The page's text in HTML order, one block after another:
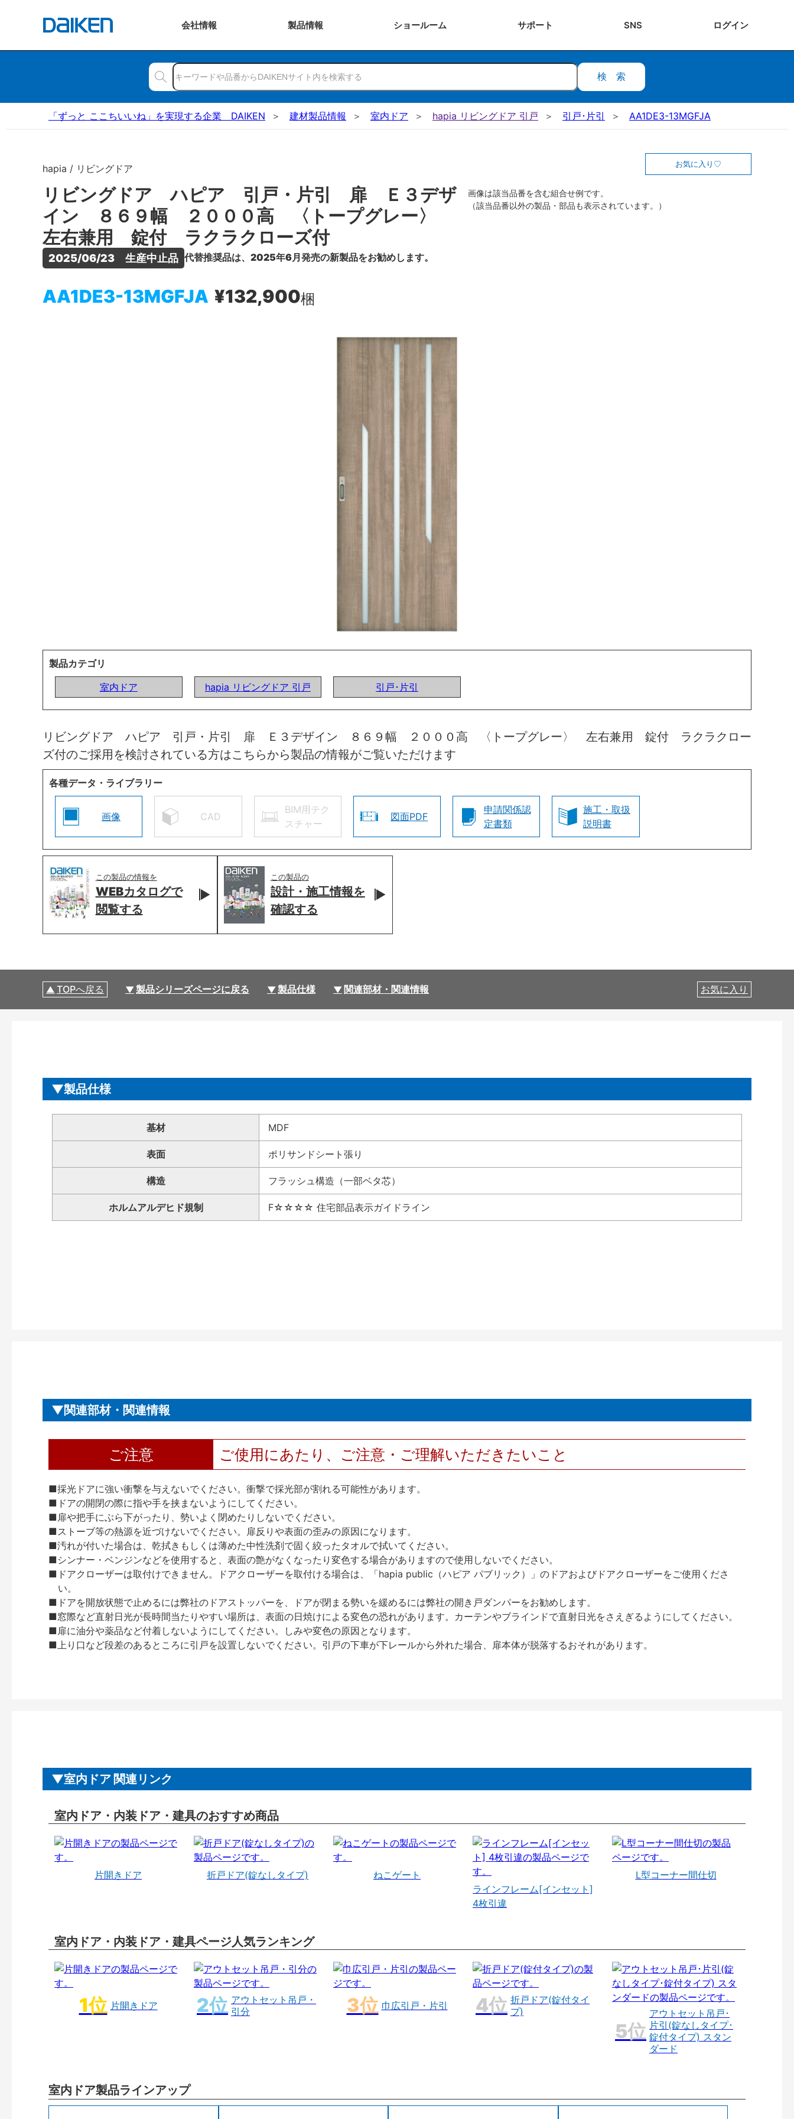
会社情報 製品情報 ショールーム サポート SNS ログイン
検索
「ずっと ここちいいね」を実現する企業 DAIKEN 建材製品情報 室内ドア hapia リビングドア 引戸 引戸･片引 AA1DE3-13MGFJA
hapia / リビングドア
リビングドア ハピア 引戸・片引 扉 Ｅ３デザ
イン ８６９幅 ２０００高 〈トープグレー〉
左右兼用 錠付 ラクラクローズ付
2025/06/23　生産中止品 代替推奨品は、2025年6月発売の新製品をお勧めします。
AA1DE3-13MGFJA ¥132,900梱
お気に入り
画像は該当品番を含む組合せ例です。
（該当品番以外の製品・部品も表示されています。）
製品カテゴリ
室内ドア
hapia リビングドア 引戸 引戸･片引
リビングドア ハピア 引戸・片引 扉 Ｅ３デザイン ８６９幅 ２０００高 〈トープグレー〉 左右兼用 錠付 ラクラクロー
ズ付のご採用を検討されている方はこちらから製品の情報がご覧いただけます
各種データ・ライブラリー
画像 CAD
BIM用テク
スチャー
図面PDF
申請関係認
定書類
施工・取扱
説明書
この製品の情報を
WEBカタログで
閲覧する
この製品の
設計・施工情報を
確認する
TOPへ戻る 製品シリーズページに戻る 製品仕様 関連部材・関連情報 お気に入り
製品仕様
基材 MDF
表面 ポリサンドシート張り
構造 フラッシュ構造（一部ベタ芯）
ホルムアルデヒド規制 F☆☆☆☆ 住宅部品表示ガイドライン
関連部材・関連情報
ご注意 ご使用にあたり、ご注意・ご理解いただきたいこと
■採光ドアに強い衝撃を与えないでください。衝撃で採光部が割れる可能性があります。
■ドアの開閉の際に指や手を挟まないようにしてください。
■扉や把手にぶら下がったり、勢いよく閉めたりしないでください。
■ストーブ等の熱源を近づけないでください。扉反りや表面の歪みの原因になります。
■汚れが付いた場合は、乾拭きもしくは薄めた中性洗剤で固く絞ったタオルで拭いてください。
■シンナー・ベンジンなどを使用すると、表面の艶がなくなったり変色する場合がありますので使用しないでください。
■ドアクローザーは取付けできません。ドアクローザーを取付ける場合は、「hapia public（ハピア パブリック）」のドアおよびドアクローザーをご使用くださ
い。
■ドアを開放状態で止めるには弊社のドアストッパーを、ドアが閉まる勢いを緩めるには弊社の開き戸ダンパーをお勧めします。
■窓際など直射日光が長時間当たりやすい場所は、表面の日焼けによる変色の恐れがあります。カーテンやブラインドで直射日光をさえぎるようにしてください。
■扉に油分や薬品など付着しないようにしてください。しみや変色の原因となります。
■上り口など段差のあるところに引戸を設置しないでください。引戸の下車が下レールから外れた場合、扉本体が脱落するおそれがあります。
室内ドア 関連リンク
室内ドア・内装ドア・建具のおすすめ商品
片開きドア 折戸ドア(錠なしタイプ)
ねこゲート
ラインフレーム[インセット]
4枚引違
L型コーナー間仕切
室内ドア・内装ドア・建具ページ人気ランキング
片開きドア
アウトセット吊戸・
引分
巾広引戸・片引
折戸ドア(錠付タイ
プ)
アウトセット吊戸･
片引(錠なしタイプ･
錠付タイプ) スタン
ダード
室内ドア製品ラインアップ